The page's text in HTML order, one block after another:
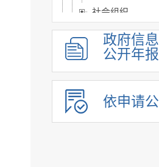
社会组织
涉农补贴
旅游信息
乡村振兴信息
市政建设
突发事件及灾害事
政府信息
公开年报
依申请